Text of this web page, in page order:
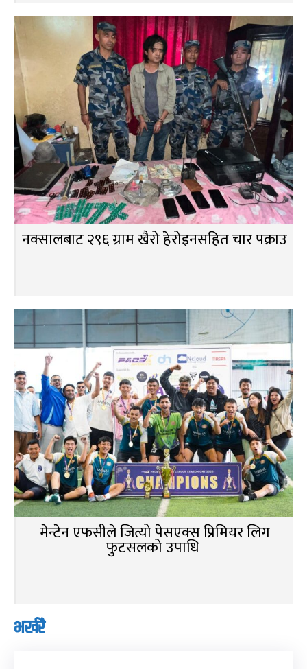
नक्सालबाट २९६ ग्राम खैरो हेरोइनसहित चार पक्राउ
मेन्टेन एफसीले जित्यो पेसएक्स प्रिमियर लिग
फुटसलको उपाधि
भर्खरै